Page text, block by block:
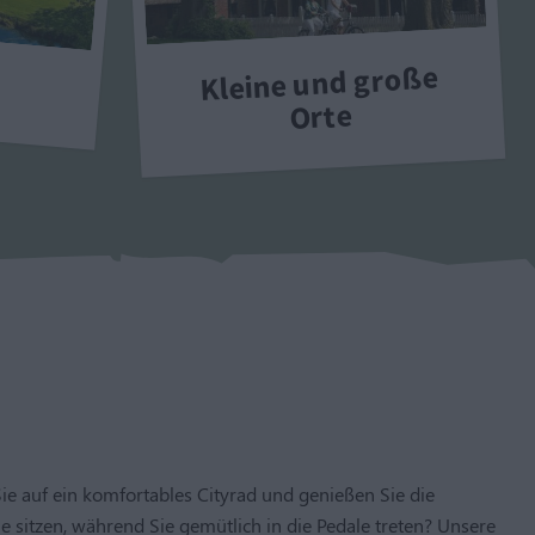
Kleine und große
Orte
auf ein komfortables Cityrad und genießen Sie die
während Sie gemütlich in die Pedale treten? Unsere